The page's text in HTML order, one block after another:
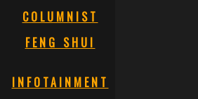
COLUMNIST
FENG SHUI
INFOTAINMENT